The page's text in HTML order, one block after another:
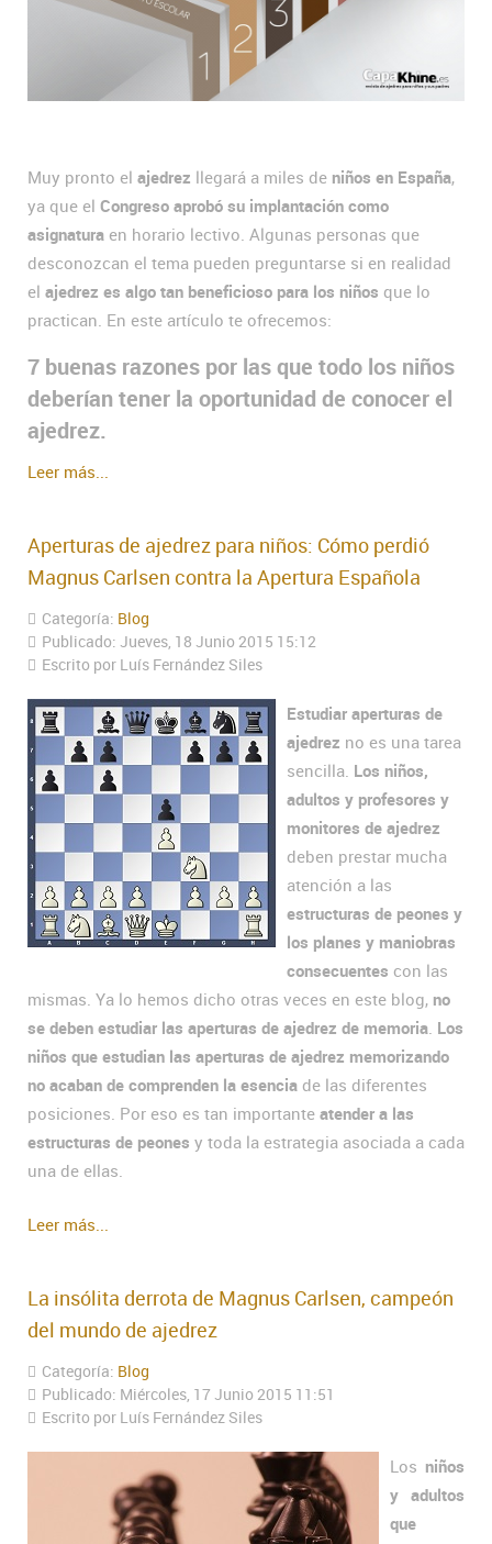
Muy pronto el ajedrez llegará a miles de niños en España,
ya que el Congreso aprobó su implantación como
asignatura en horario lectivo. Algunas personas que
desconozcan el tema pueden preguntarse si en realidad
el ajedrez es algo tan beneficioso para los niños que lo
practican. En este artículo te ofrecemos:
7 buenas razones por las que todo los niños
deberían tener la oportunidad de conocer el
ajedrez.
Leer más...
Aperturas de ajedrez para niños: Cómo perdió
Magnus Carlsen contra la Apertura Española
Categoría: Blog
Publicado: Jueves, 18 Junio 2015 15:12
Escrito por Luís Fernández Siles
Estudiar aperturas de
ajedrez no es una tarea
sencilla. Los niños,
adultos y profesores y
monitores de ajedrez
deben prestar mucha
atención a las
estructuras de peones y
los planes y maniobras
consecuentes con las
mismas. Ya lo hemos dicho otras veces en este blog, no
se deben estudiar las aperturas de ajedrez de memoria. Los
niños que estudian las aperturas de ajedrez memorizando
no acaban de comprenden la esencia de las diferentes
posiciones. Por eso es tan importante atender a las
estructuras de peones y toda la estrategia asociada a cada
una de ellas.
Leer más...
La insólita derrota de Magnus Carlsen, campeón
del mundo de ajedrez
Categoría: Blog
Publicado: Miércoles, 17 Junio 2015 11:51
Escrito por Luís Fernández Siles
Los niños
y adultos
que